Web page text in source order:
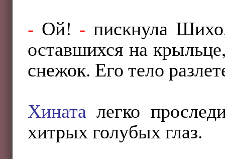
- Ой! - пискнула
оставшихся на
снежок. Его тело
Хината легко
хитрых голубых глаз.